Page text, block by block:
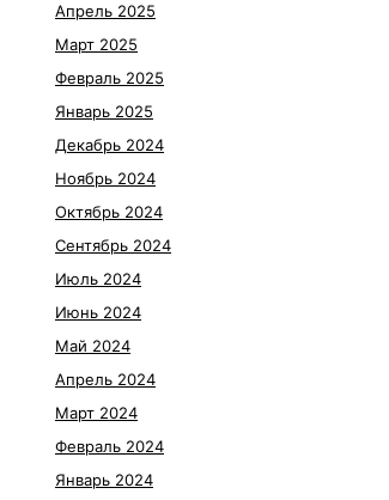
Апрель 2025
Март 2025
Февраль 2025
Январь 2025
Декабрь 2024
Ноябрь 2024
Октябрь 2024
Сентябрь 2024
Июль 2024
Июнь 2024
Май 2024
Апрель 2024
Март 2024
Февраль 2024
Январь 2024